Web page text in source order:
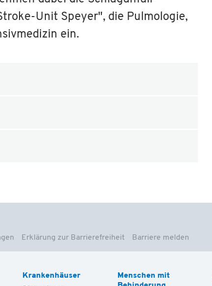
Unit Speyer", die Pulmologie,
ein.
Erklärung zur Barrierefreiheit Barriere melden
Krankenhäuser
Menschen mit